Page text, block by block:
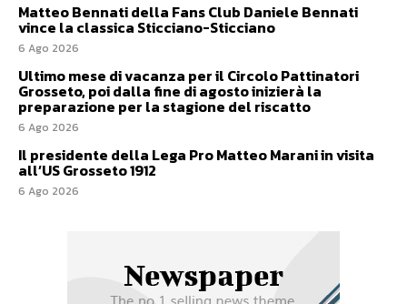
Matteo Bennati della Fans Club Daniele Bennati
vince la classica Sticciano-Sticciano
6 Ago 2026
Ultimo mese di vacanza per il Circolo Pattinatori
Grosseto, poi dalla fine di agosto inizierà la
preparazione per la stagione del riscatto
6 Ago 2026
Il presidente della Lega Pro Matteo Marani in visita
all’US Grosseto 1912
6 Ago 2026